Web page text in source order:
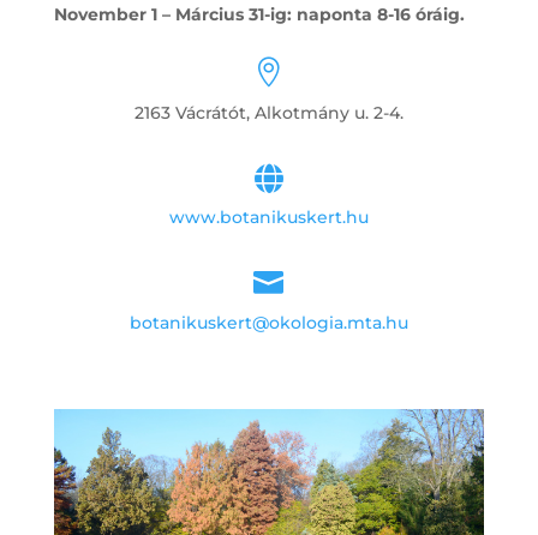
November 1 – Március 31-ig: naponta 8-16 óráig.

2163 Vácrátót, Alkotmány u. 2-4.

www.botanikuskert.hu

botanikuskert@okologia.mta.hu